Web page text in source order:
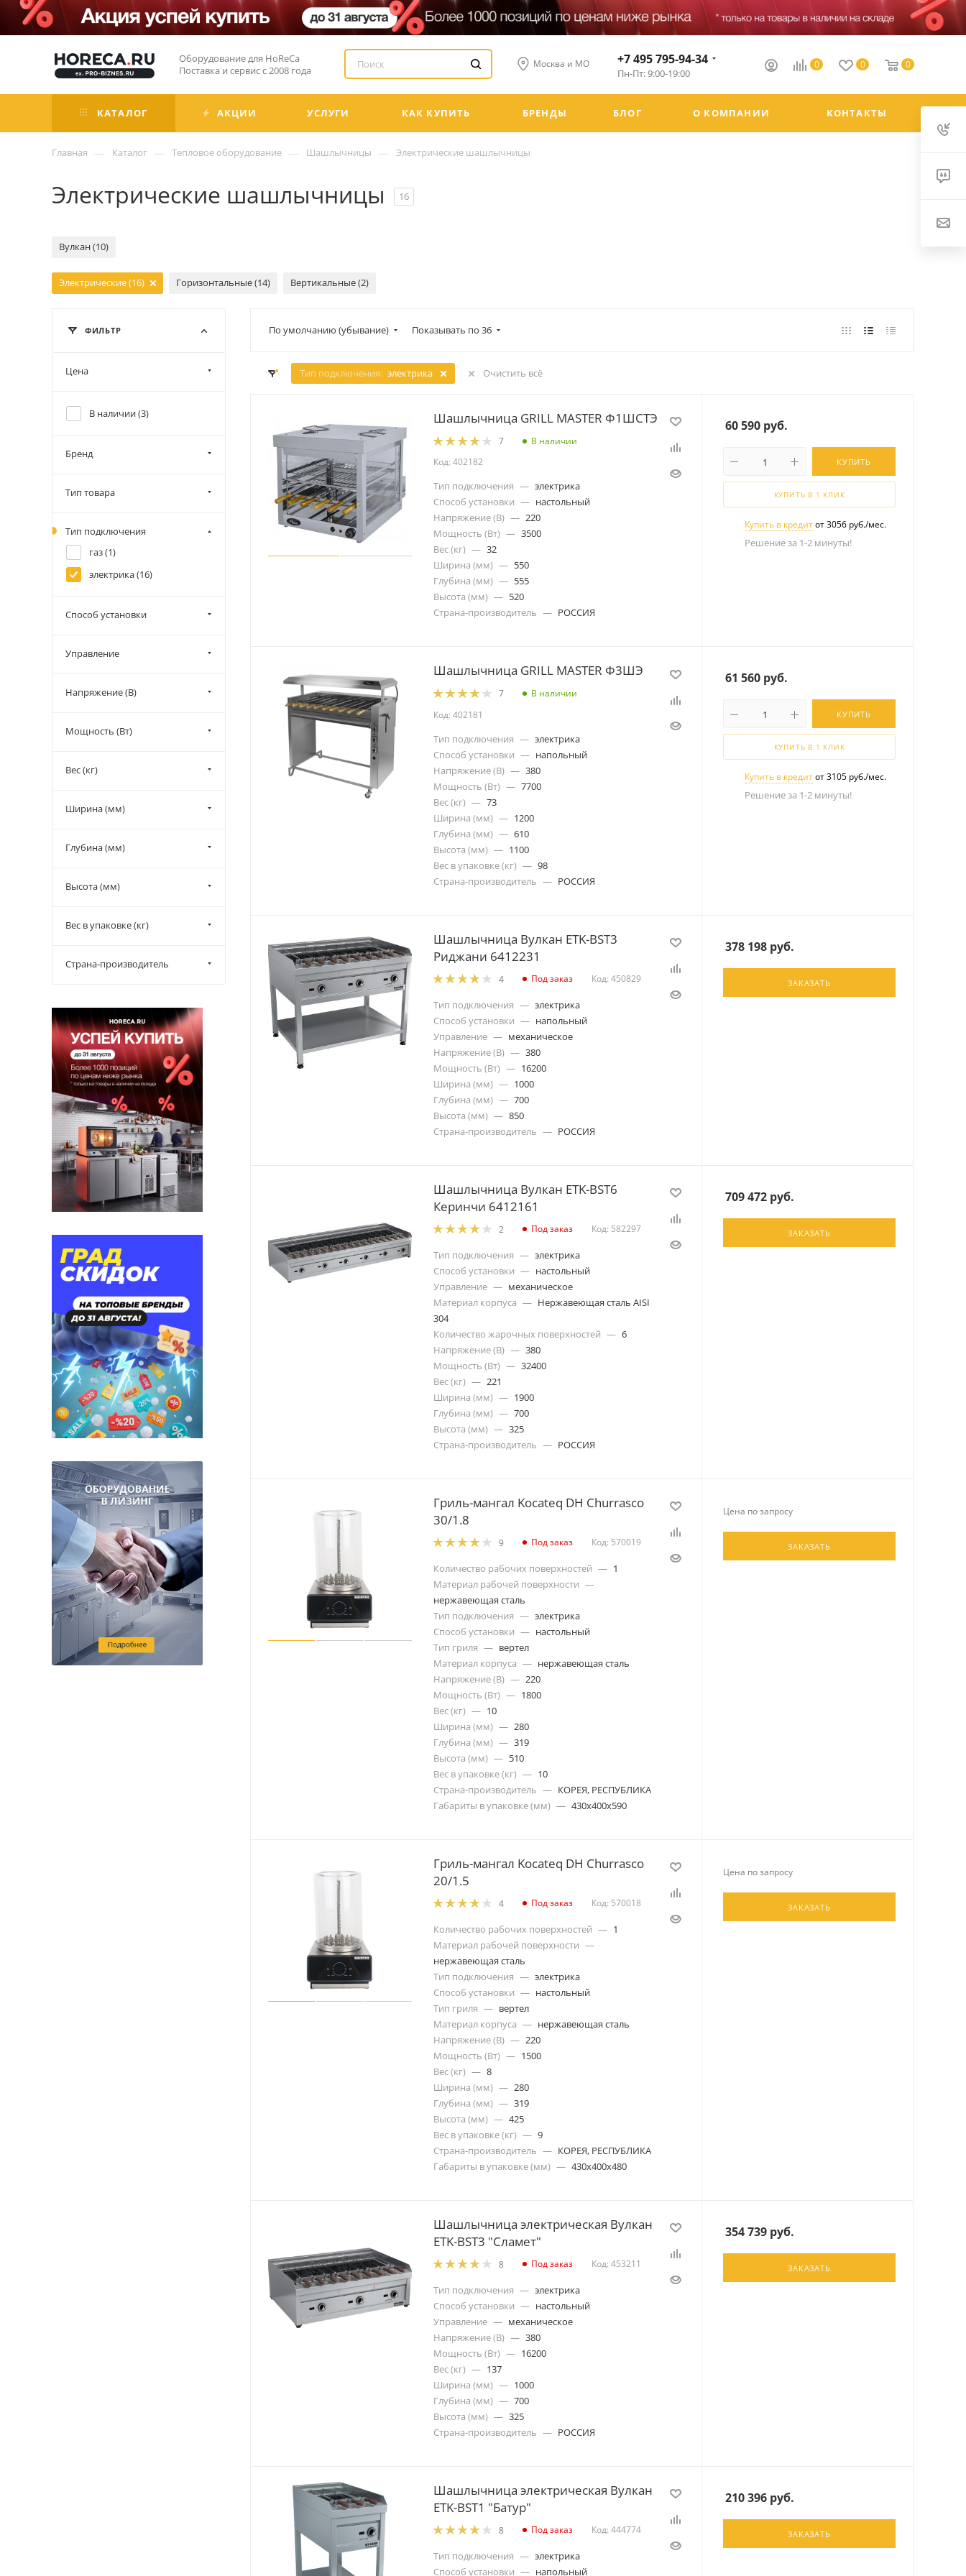
Оборудование для HoReCa
Поставка и сервис с 2008 года
Москва и МО 0 0 0
+7 495 795-94-34
Пн-Пт: 9:00-19:00
КАТАЛОГ АКЦИИ УСЛУГИ КАК КУПИТЬ БРЕНДЫ БЛОГ О КОМПАНИИ КОНТАКТЫ
Главная — Каталог — Тепловое оборудование — Шашлычницы — Электрические шашлычницы
Электрические шашлычницы 16
Вулкан (10)
Электрические (16) Горизонтальные (14) Вертикальные (2)
По умолчанию (убывание) Показывать по 36
Тип подключения: электрика Очистить всё
Шашлычница GRILL MASTER Ф1ШСТЭ
7
В наличии
Код: 402182
Тип подключения — электрика
Способ установки — настольный
Напряжение (В) — 220
Мощность (Вт) — 3500
Вес (кг) — 32
Ширина (мм) — 550
Глубина (мм) — 555
Высота (мм) — 520
Страна-производитель — РОССИЯ
60 590 руб.
КУПИТЬ
КУПИТЬ В 1 КЛИК
Купить в кредитот 3056 руб./мес.
Решение за 1-2 минуты!
Шашлычница GRILL MASTER Ф3ШЭ
7
В наличии
Код: 402181
Тип подключения — электрика
Способ установки — напольный
Напряжение (В) — 380
Мощность (Вт) — 7700
Вес (кг) — 73
Ширина (мм) — 1200
Глубина (мм) — 610
Высота (мм) — 1100
Вес в упаковке (кг) — 98
Страна-производитель — РОССИЯ
61 560 руб.
КУПИТЬ
КУПИТЬ В 1 КЛИК
Купить в кредитот 3105 руб./мес.
Решение за 1-2 минуты!
Шашлычница Вулкан ETK-BST3
Риджани 6412231
4 Под заказ Код: 450829
Тип подключения — электрика
Способ установки — напольный
Управление — механическое
Напряжение (В) — 380
Мощность (Вт) — 16200
Ширина (мм) — 1000
Глубина (мм) — 700
Высота (мм) — 850
Страна-производитель — РОССИЯ
378 198 руб.
ЗАКАЗАТЬ
Шашлычница Вулкан ETK-BST6
Керинчи 6412161
2 Под заказ Код: 582297
Тип подключения — электрика
Способ установки — настольный
Управление — механическое
Материал корпуса — Нержавеющая сталь AISI
304
Количество жарочных поверхностей — 6
Напряжение (В) — 380
Мощность (Вт) — 32400
Вес (кг) — 221
Ширина (мм) — 1900
Глубина (мм) — 700
Высота (мм) — 325
Страна-производитель — РОССИЯ
709 472 руб.
ЗАКАЗАТЬ
Гриль-мангал Kocateq DH Churrasco
30/1.8
9 Под заказ Код: 570019
Количество рабочих поверхностей — 1
Материал рабочей поверхности —
нержавеющая сталь
Тип подключения — электрика
Способ установки — настольный
Тип гриля — вертел
Материал корпуса — нержавеющая сталь
Напряжение (В) — 220
Мощность (Вт) — 1800
Вес (кг) — 10
Ширина (мм) — 280
Глубина (мм) — 319
Высота (мм) — 510
Вес в упаковке (кг) — 10
Страна-производитель — КОРЕЯ, РЕСПУБЛИКА
Габариты в упаковке (мм) — 430x400x590
Цена по запросу
ЗАКАЗАТЬ
Гриль-мангал Kocateq DH Churrasco
20/1.5
4 Под заказ Код: 570018
Количество рабочих поверхностей — 1
Материал рабочей поверхности —
нержавеющая сталь
Тип подключения — электрика
Способ установки — настольный
Тип гриля — вертел
Материал корпуса — нержавеющая сталь
Напряжение (В) — 220
Мощность (Вт) — 1500
Вес (кг) — 8
Ширина (мм) — 280
Глубина (мм) — 319
Высота (мм) — 425
Вес в упаковке (кг) — 9
Страна-производитель — КОРЕЯ, РЕСПУБЛИКА
Габариты в упаковке (мм) — 430x400x480
Цена по запросу
ЗАКАЗАТЬ
Шашлычница электрическая Вулкан
ETK-BST3 "Сламет"
8 Под заказ Код: 453211
Тип подключения — электрика
Способ установки — настольный
Управление — механическое
Напряжение (В) — 380
Мощность (Вт) — 16200
Вес (кг) — 137
Ширина (мм) — 1000
Глубина (мм) — 700
Высота (мм) — 325
Страна-производитель — РОССИЯ
354 739 руб.
ЗАКАЗАТЬ
Шашлычница электрическая Вулкан
ETK-BST1 "Батур"
8 Под заказ Код: 444774
Тип подключения — электрика
Способ установки — напольный
210 396 руб.
ЗАКАЗАТЬ
ФИЛЬТР
Цена
В наличии (3)
Бренд
Тип товара
Тип подключения
газ (1)
электрика (16)
Способ установки
Управление
Напряжение (В)
Мощность (Вт)
Вес (кг)
Ширина (мм)
Глубина (мм)
Высота (мм)
Вес в упаковке (кг)
Страна-производитель